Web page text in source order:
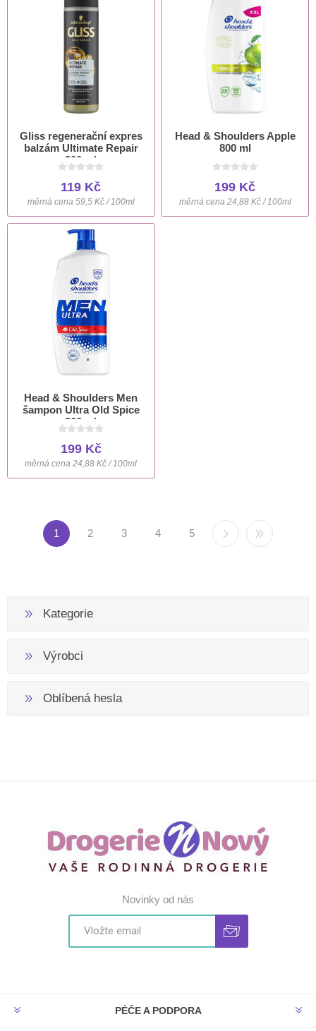
Gliss regenerační expres
balzám Ultimate Repair
200 ml
119 Kč
měrná cena 59,5 Kč / 100ml
Head & Shoulders Apple
800 ml
199 Kč
měrná cena 24,88 Kč / 100ml
Head & Shoulders Men
šampon Ultra Old Spice
800 ml
199 Kč
měrná cena 24,88 Kč / 100ml
1 2 3 4 5
Kategorie
Výrobci
Oblíbená hesla
Novinky od nás
PÉČE A PODPORA